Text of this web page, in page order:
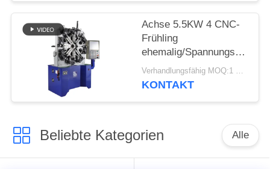
Achse 5.5KW 4 CNC-
Frühling
ehemalig/Spannungs-
Drehungs-Frühling, der
Maschine herstellt
Verhandlungsfähig MOQ:1 Satz
KONTAKT
Beliebte Kategorien Alle